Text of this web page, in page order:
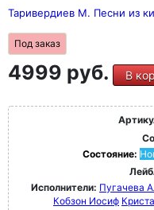
Таривердиев М. Песни из
Под заказ
4999 руб. В
Состояние:
Исполнители: Пугачева
Кобзон Иосиф